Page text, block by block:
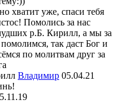
хватит уже, спаси тебя
Помолись за нас
р.Б. Кирилл, а мы за
так даст Бог и
по молитвам друг за
Владимир 05.04.21